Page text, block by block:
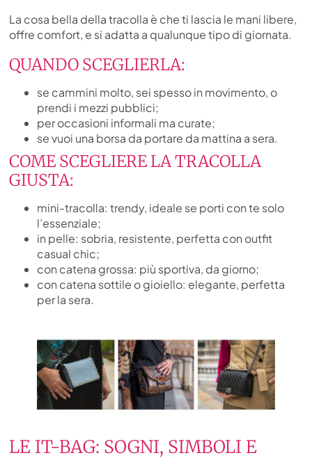
La cosa bella della tracolla è che ti lascia le mani libere,
offre comfort, e si adatta a qualunque tipo di giornata.
QUANDO SCEGLIERLA:
se cammini molto, sei spesso in movimento, o
prendi i mezzi pubblici;
per occasioni informali ma curate;
se vuoi una borsa da portare da mattina a sera.
COME SCEGLIERE LA TRACOLLA
GIUSTA:
mini-tracolla: trendy, ideale se porti con te solo
l’essenziale;
in pelle: sobria, resistente, perfetta con outfit
casual chic;
con catena grossa: più sportiva, da giorno;
con catena sottile o gioiello: elegante, perfetta
per la sera.
LE IT-BAG: SOGNI, SIMBOLI E